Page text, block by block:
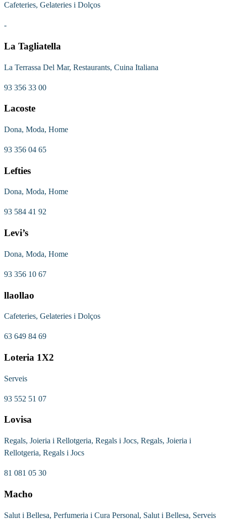
Cafeteries, Gelateries i Dolços
-
La Tagliatella
La Terrassa Del Mar, Restaurants, Cuina Italiana
93 356 33 00
Lacoste
Dona, Moda, Home
93 356 04 65
Lefties
Dona, Moda, Home
93 584 41 92
Levi’s
Dona, Moda, Home
93 356 10 67
llaollao
Cafeteries, Gelateries i Dolços
63 649 84 69
Loteria 1X2
Serveis
93 552 51 07
Lovisa
Regals, Joieria i Rellotgeria, Regals i Jocs, Regals, Joieria i
Rellotgeria, Regals i Jocs
81 081 05 30
Macho
Salut i Bellesa, Perfumeria i Cura Personal, Salut i Bellesa, Serveis